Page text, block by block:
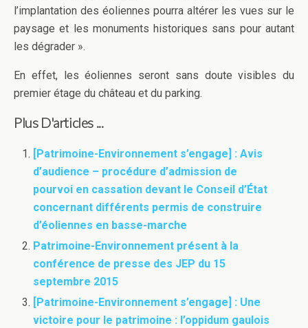
l’implantation des éoliennes pourra altérer les vues sur le
paysage et les monuments historiques sans pour autant
les dégrader ».
En effet, les éoliennes seront sans doute visibles du
premier étage du château et du parking.
Plus D'articles ...
[Patrimoine-Environnement s’engage] : Avis
d’audience – procédure d’admission de
pourvoi en cassation devant le Conseil d’État
concernant différents permis de construire
d’éoliennes en basse-marche
Patrimoine-Environnement présent à la
conférence de presse des JEP du 15
septembre 2015
[Patrimoine-Environnement s’engage] : Une
victoire pour le patrimoine : l’oppidum gaulois